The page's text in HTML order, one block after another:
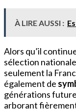
À LIRE AUSSI :
Alors qu’il
sélection
seulement la
également de
générations
arborant